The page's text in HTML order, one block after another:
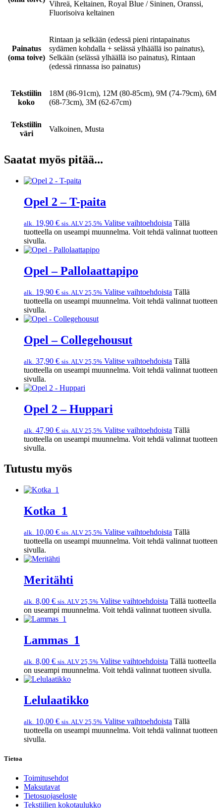
Vihreä, Keltainen, Royal Blue / Sininen, Oranssi,
Fluorisoiva keltainen
Painatus
(oma toive)
Rintaan ja selkään (edessä pieni rintapainatus
sydämen kohdalla + selässä ylhäällä iso painatus),
Selkään (selässä ylhäällä iso painatus), Rintaan
(edessä rinnassa iso painatus)
Tekstiilin
koko
18M (86-91cm), 12M (80-85cm), 9M (74-79cm), 6M
(68-73cm), 3M (62-67cm)
Tekstiilin
väri
Valkoinen, Musta
Saatat myös pitää...
Opel 2 – T-paita
alk. 19,90 € sis. ALV 25,5% Valitse vaihtoehdoista Tällä
tuotteella on useampi muunnelma. Voit tehdä valinnat tuotteen
sivulla.
Opel – Pallolaattapipo
alk. 19,90 € sis. ALV 25,5% Valitse vaihtoehdoista Tällä
tuotteella on useampi muunnelma. Voit tehdä valinnat tuotteen
sivulla.
Opel – Collegehousut
alk. 37,90 € sis. ALV 25,5% Valitse vaihtoehdoista Tällä
tuotteella on useampi muunnelma. Voit tehdä valinnat tuotteen
sivulla.
Opel 2 – Huppari
alk. 47,90 € sis. ALV 25,5% Valitse vaihtoehdoista Tällä
tuotteella on useampi muunnelma. Voit tehdä valinnat tuotteen
sivulla.
Tutustu myös
Kotka_1
alk. 10,00 € sis. ALV 25,5% Valitse vaihtoehdoista Tällä
tuotteella on useampi muunnelma. Voit tehdä valinnat tuotteen
sivulla.
Meritähti
alk. 8,00 € sis. ALV 25,5% Valitse vaihtoehdoista Tällä tuotteella
on useampi muunnelma. Voit tehdä valinnat tuotteen sivulla.
Lammas_1
alk. 8,00 € sis. ALV 25,5% Valitse vaihtoehdoista Tällä tuotteella
on useampi muunnelma. Voit tehdä valinnat tuotteen sivulla.
Lelulaatikko
alk. 10,00 € sis. ALV 25,5% Valitse vaihtoehdoista Tällä
tuotteella on useampi muunnelma. Voit tehdä valinnat tuotteen
sivulla.
Tietoa
Toimitusehdot
Maksutavat
Tietosuojaseloste
Tekstiilien kokotaulukko